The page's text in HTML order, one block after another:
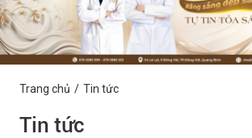
Trang chủ Tin tức
Tin tức